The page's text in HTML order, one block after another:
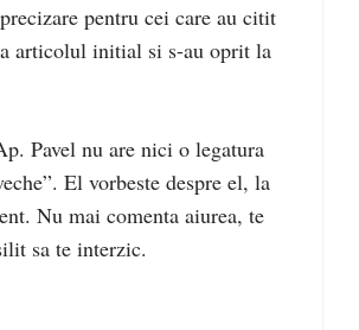
pentru cei care au citit
articolul initial si s-au oprit la
Pavel nu are nici o legatura
El vorbeste despre el, la
Nu mai comenta aiurea, te
sa te interzic.